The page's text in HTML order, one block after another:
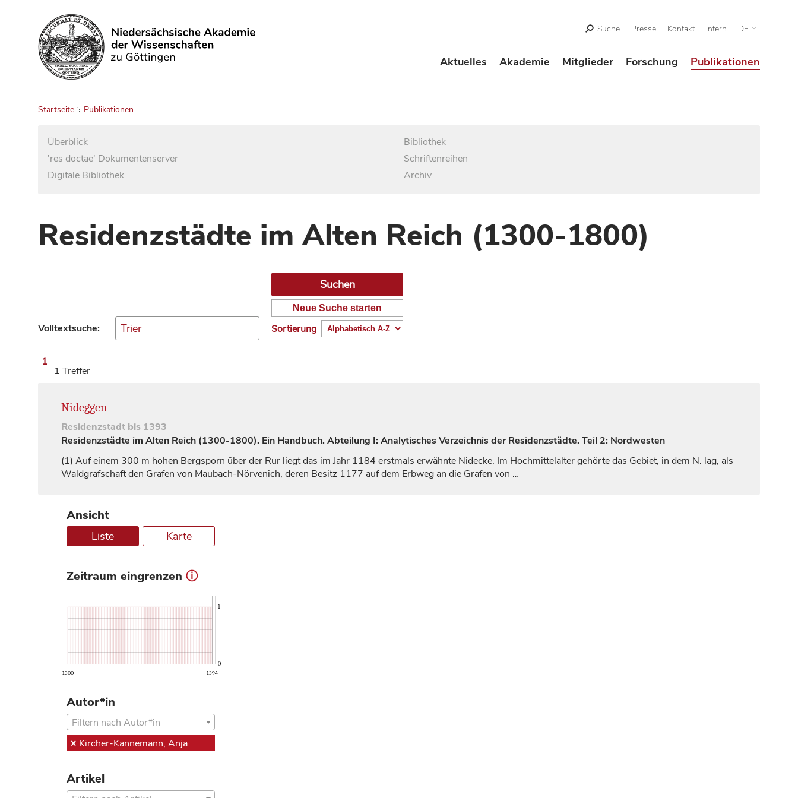
Suchen
Suche Presse Kontakt Intern DE
Aktuelles Akademie Mitglieder Forschung Publikationen
Startseite Publikationen
Überblick
'res doctae' Dokumentenserver
Digitale Bibliothek
Bibliothek
Schriftenreihen
Archiv
Residenzstädte im Alten Reich (1300-1800)
Volltextsuche:
Neue Suche starten
Sortierung
1
1 Treffer
Nideggen
Residenzstadt bis 1393
Residenzstädte im Alten Reich (1300-1800). Ein Handbuch. Abteilung I: Analytisches Verzeichnis der Residenzstädte. Teil 2: Nordwesten
(1) Auf einem 300 m hohen Bergsporn über der Rur liegt das im Jahr 1184 erstmals erwähnte Nidecke. Im Hochmittelalter gehörte das Gebiet, in dem N. lag, als
Waldgrafschaft den Grafen von Maubach-Nörvenich, deren Besitz 1177 auf dem Erbweg an die Grafen von …
Ansicht
Liste Karte
Zeitraum eingrenzen ⓘ
1300 1394
0
1
Autor*in
Filtern nach Autor*in
Kircher-Kannemann, Anja
Artikel